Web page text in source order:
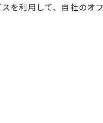
を利用して、自社のオフ